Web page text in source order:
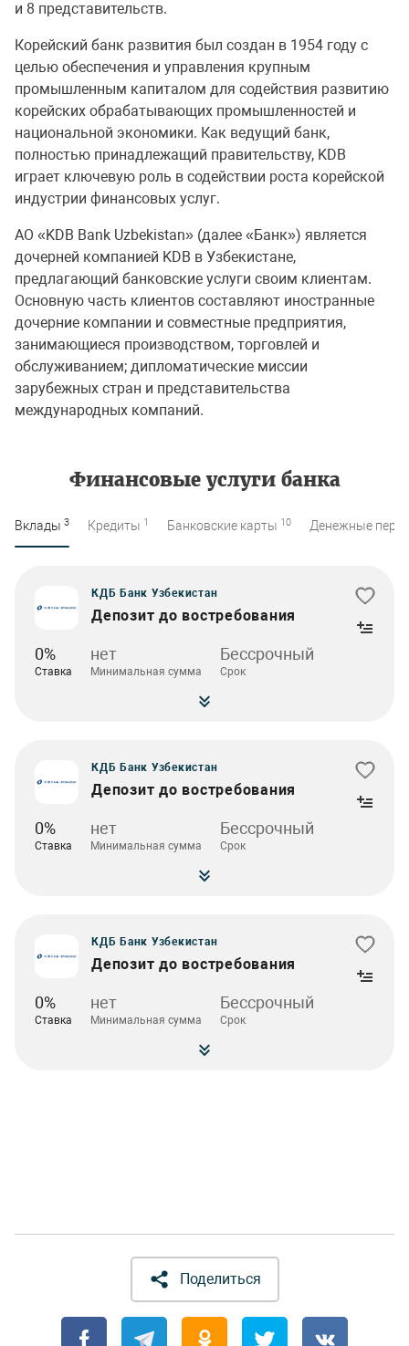
и 8 представительств.
Корейский банк развития был создан в 1954 году с
целью обеспечения и управления крупным
промышленным капиталом для содействия развитию
корейских обрабатывающих промышленностей и
национальной экономики. Как ведущий банк,
полностью принадлежащий правительству, KDB
играет ключевую роль в содействии роста корейской
индустрии финансовых услуг.
АО «KDB Bank Uzbekistan» (далее «Банк») является
дочерней компанией KDB в Узбекистане,
предлагающий банковские услуги своим клиентам.
Основную часть клиентов составляют иностранные
дочерние компании и совместные предприятия,
занимающиеся производством, торговлей и
обслуживанием; дипломатические миссии
зарубежных стран и представительства
международных компаний.
Финансовые услуги банка
Вклады 3 Кредиты 1 Банковские карты 10 Денежные
КДБ Банк Узбекистан
Депозит до востребования
0%
Ставка
нет
Минимальная сумма
Бессрочный
Срок
КДБ Банк Узбекистан
Депозит до востребования
0%
Ставка
нет
Минимальная сумма
Бессрочный
Срок
КДБ Банк Узбекистан
Депозит до востребования
0%
Ставка
нет
Минимальная сумма
Бессрочный
Срок
Поделиться